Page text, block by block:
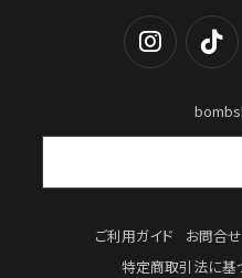
ご利用ガイド お問合せ
特定商取引法に基